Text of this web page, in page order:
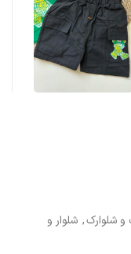
شلوارک, شلوار و